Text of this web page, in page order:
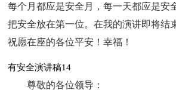
每个月都应是安全月，每一天都应是安
把安全放在第一位。在我的演讲即将结
祝愿在座的各位平安！幸福！
有安全演讲稿14
尊敬的各位领导：